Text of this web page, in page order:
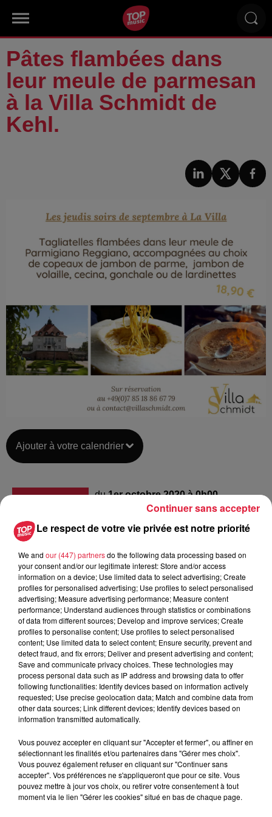
Pâtes flambées dans
leur meule de parmesan
à la Villa Schmidt de
Kehl.
Ajouter à votre calendrier
du1er octobre 2020 à 0h00
29 octobre 2020 à 0h00
Lieu
Ludwig-Trick-Strasse 12 D-77694
KEHL
Organisateur
Célia GROSSHANS
0784576272
celia@villaschmidt.com
Tarif Gratuit
Tous les jeudis soirs, retrouvez nos tagliatelles flambées
dans leur meule de Parmigiano Reggiano, accompagnées
au choix de copeaux de jambon de parme, jambon de
Le respect de votre vie privée est notre priorité
We and our (447) partnersdo the following data processing based on
your consent and/or our legitimate interest: Store and/or access
information on a device; Use limited data to select advertising; Create
profiles for personalised advertising; Use profiles to select personalised
advertising; Measure advertising performance; Measure content
performance; Understand audiences through statistics or combinations
of data from different sources; Develop and improve services; Create
profiles to personalise content; Use profiles to select personalised
content; Use limited data to select content; Ensure security, prevent and
detect fraud, and fix errors; Deliver and present advertising and content;
Save and communicate privacy choices. These technologies may
process personal data such as IP address and browsing data to offer
following functionalities: Identify devices based on information actively
requested; Use precise geolocation data; Match and combine data from
other data sources; Link different devices; Identify devices based on
information transmitted automatically.
Vous pouvez accepter en cliquant sur "Accepter et fermer", ou affiner en
sélectionnant les finalités et/ou partenaires dans "Gérer mes choix".
Vous pouvez également refuser en cliquant sur "Continuer sans
accepter". Vos préférences ne s'appliqueront que pour ce site. Vous
pouvez mettre à jour vos choix, ou retirer votre consentement à tout
moment via le lien "Gérer les cookies" situé en bas de chaque page.
Continuer sans accepter